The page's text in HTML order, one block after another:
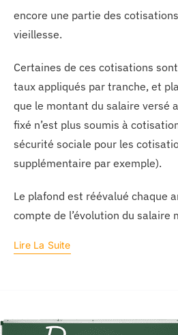
encore une partie des
vieillesse.
Certaines de ces cotisations
taux appliqués par tranche, et
que le montant du salaire versé
fixé n’est plus soumis à
sécurité sociale pour les
supplémentaire par exemple).
Le plafond est réévalué chaque
compte de l’évolution du salaire
Lire La Suite